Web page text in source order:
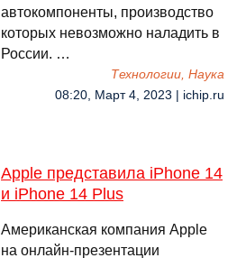
автокомпоненты, производство
которых невозможно наладить в
России. …
Технологии, Наука
08:20, Март 4, 2023 | ichip.ru
Apple представила iPhone 14
и iPhone 14 Plus
Американская компания Apple
на онлайн-презентации